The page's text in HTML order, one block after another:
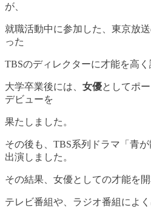
が、
就職活動中に参加した、東京放
った
TBSのディレクターに才能を高く
大学卒業後には、 女優としてポ
デビューを
果たしました。
その後も、TBS系列ドラマ「青
出演しました。
その結果、女優としての才能を開
テレビ番組や、ラジオ番組によ